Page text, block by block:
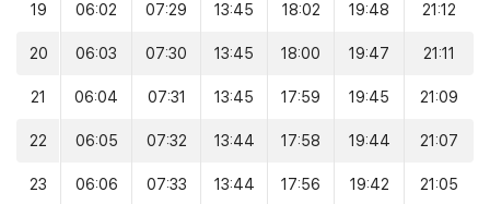
19 06:02 07:29 13:45 18:02 19:48 21:12
20 06:03 07:30 13:45 18:00 19:47 21:11
21 06:04 07:31 13:45 17:59 19:45 21:09
22 06:05 07:32 13:44 17:58 19:44 21:07
23 06:06 07:33 13:44 17:56 19:42 21:05